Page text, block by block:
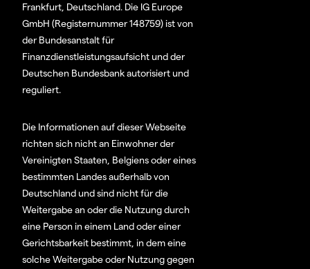
Frankfurt, Deutschland. Die IG Europe
GmbH (Registernummer 148759) ist von
der Bundesanstalt für
Finanzdienstleistungsaufsicht und der
Deutschen Bundesbank autorisiert und
reguliert.
Die Informationen auf dieser Webseite
richten sich nicht an Einwohner der
Vereinigten Staaten, Belgiens oder eines
bestimmten Landes außerhalb von
Deutschland und sind nicht für die
Weitergabe an oder die Nutzung durch
eine Person in einem Land oder einer
Gerichtsbarkeit bestimmt, in dem eine
solche Weitergabe oder Nutzung gegen